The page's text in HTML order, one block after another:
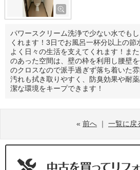
パワースクリーム洗浄で少ない水でも
くれます！3日でお風呂一杯分以上の節
よく日々の生活を支えてくれます！ま
のあった空間は、壁の枠を利用し腰壁
のクロスなので派手過ぎず落ち着いた
汚れも拭き取りやすく、防臭効果や耐
潔な環境をキープできます！
« 前へ ｜ 一覧に戻